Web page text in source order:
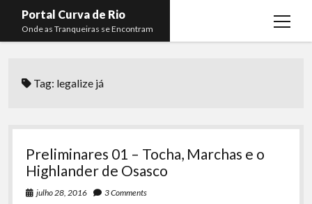
Portal Curva de Rio
Onde as Tranqueiras se Encontram
open
menu
Curva de Rio
Komos
La Siesta Podcast
Membros
open
Lucas Oliveira
Kaique Xavier
Tag: legalize já
Preliminares 01 – Tocha, Marchas e o
Highlander de Osasco
julho 28, 2016 3 Comments